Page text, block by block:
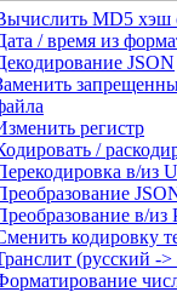
MD5 хэш
/ время из
JSON
регистр
/
в/из
в/из
кодировку
(русский -